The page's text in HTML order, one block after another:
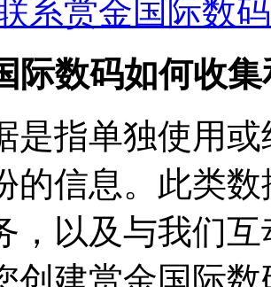
系赏金国际数码
际数码如何收
是指单独使用
的信息。此类数
，以及与我们